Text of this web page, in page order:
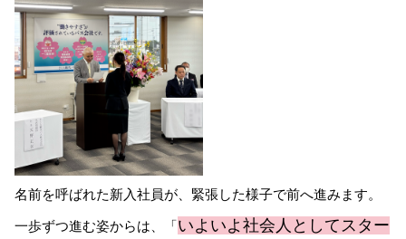
名前を呼ばれた新入社員が、緊張した様子で前へ進みます。
一歩ずつ進む姿からは、「いよいよ社会人としてスター